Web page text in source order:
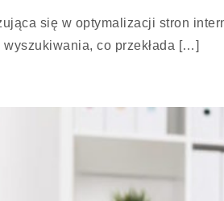
się w optymalizacji stron
co przekłada […]